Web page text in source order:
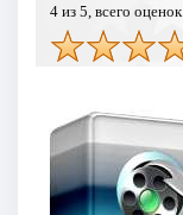
4из 5, всего